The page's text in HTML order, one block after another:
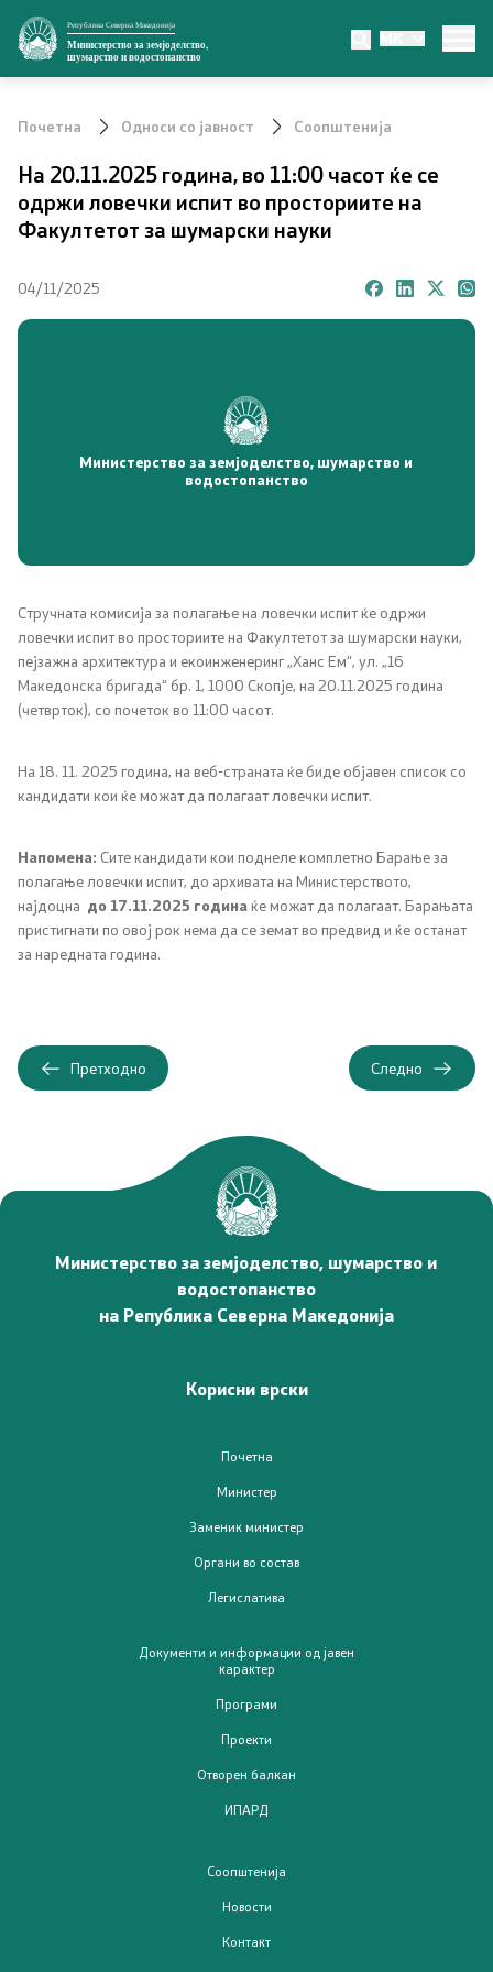
Република Северна Македонија
Министерство за земјоделство,
шумарство и водостопанство
MK
Министерство
Заменик министер
Органи во состав
Превенција од корупција
Соопштенија
Јавни огласи
Завршени јавни огласи
Конкурси
Документи и информации од јавен карактер
Јавно достапни информации
Извештаи
Слободен пристап до информации од јавен карактер
Интерни акти/процедури
Јавни расправи / консултации
Почетна Односи со јавност Соопштенија
На 20.11.2025 година, во 11:00 часот ќе се
одржи ловечки испит во просториите на
Факултетот за шумарски науки
04/11/2025
Министерство за земјоделство, шумарство и
водостопанство
Стручната комисија за полагање на ловечки испит ќе одржи
ловечки испит во просториите на Факултетот за шумарски науки,
пејзажна архитектура и eкоинженеринг „Ханс Ем“, ул. „16
Македонска бригада“ бр. 1, 1000 Скопје, на 20.11.2025 година
(четврток), со почеток во 11:00 часот.
На 18. 11. 2025 година, на веб-страната ќе биде објавен список со
кандидати кои ќе можат да полагаат ловечки испит.
Напомена: Сите кандидати кои поднеле комплетно Барање за
полагање ловечки испит, до архивата на Министерството,
најдоцна до 17.11.2025 годинаќе можат да полагаат. Барањата
пристигнати по овој рок нема да се земат во предвид и ќе останат
за наредната година.
Претходно Следно
Министерство за земјоделство, шумарство и
водостопанство
на Република Северна Македонија
Корисни врски
Почетна
Министер
Заменик министер
Органи во состав
Легислатива
Документи и информации од јавен
карактер
Програми
Проекти
Отворен балкан
ИПАРД
Соопштенија
Новости
Контакт